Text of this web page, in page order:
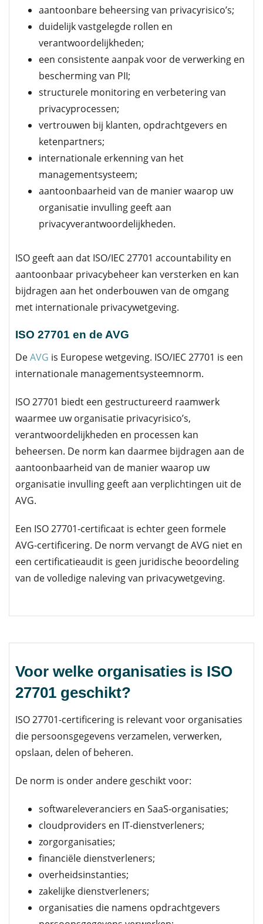
aantoonbare beheersing van privacyrisico’s;
duidelijk vastgelegde rollen en
verantwoordelijkheden;
een consistente aanpak voor de verwerking en
bescherming van PII;
structurele monitoring en verbetering van
privacyprocessen;
vertrouwen bij klanten, opdrachtgevers en
ketenpartners;
internationale erkenning van het
managementsysteem;
aantoonbaarheid van de manier waarop uw
organisatie invulling geeft aan
privacyverantwoordelijkheden.
ISO geeft aan dat ISO/IEC 27701 accountability en
aantoonbaar privacybeheer kan versterken en kan
bijdragen aan het onderbouwen van de omgang
met internationale privacywetgeving.
ISO 27701 en de AVG
DeAVG is Europese wetgeving. ISO/IEC 27701 is een
internationale managementsysteemnorm.
ISO 27701 biedt een gestructureerd raamwerk
waarmee uw organisatie privacyrisico’s,
verantwoordelijkheden en processen kan
beheersen. De norm kan daarmee bijdragen aan de
aantoonbaarheid van de manier waarop uw
organisatie invulling geeft aan verplichtingen uit de
AVG.
Een ISO 27701-certificaat is echter geen formele
AVG-certificering. De norm vervangt de AVG niet en
een certificatieaudit is geen juridische beoordeling
van de volledige naleving van privacywetgeving.
Voor welke organisaties is ISO
27701 geschikt?
ISO 27701-certificering is relevant voor organisaties
die persoonsgegevens verzamelen, verwerken,
opslaan, delen of beheren.
De norm is onder andere geschikt voor:
softwareleveranciers en SaaS-organisaties;
cloudproviders en IT-dienstverleners;
zorgorganisaties;
financiële dienstverleners;
overheidsinstanties;
zakelijke dienstverleners;
organisaties die namens opdrachtgevers